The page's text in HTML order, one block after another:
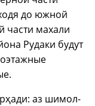
до южной
части махали
Рудаки будут
аз шимол-